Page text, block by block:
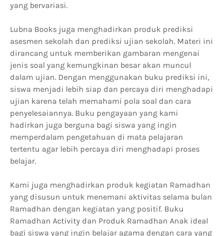
yang bervariasi.
Lubna Books juga menghadirkan produk prediksi
asesmen sekolah dan prediksi ujian sekolah. Materi ini
dirancang untuk memberikan gambaran mengenai
jenis soal yang kemungkinan besar akan muncul
dalam ujian. Dengan menggunakan buku prediksi ini,
siswa menjadi lebih siap dan percaya diri menghadapi
ujian karena telah memahami pola soal dan cara
penyelesaiannya. Buku pengayaan yang kami
hadirkan juga berguna bagi siswa yang ingin
memperdalam pengetahuan di mata pelajaran
tertentu agar lebih percaya diri menghadapi proses
belajar.
Kami juga menghadirkan produk kegiatan Ramadhan
yang disusun untuk menemani aktivitas selama bulan
Ramadhan dengan kegiatan yang positif. Buku
Ramadhan Activity dan Produk Ramadhan Anak ideal
bagi siswa yang ingin belajar agama dengan cara yang